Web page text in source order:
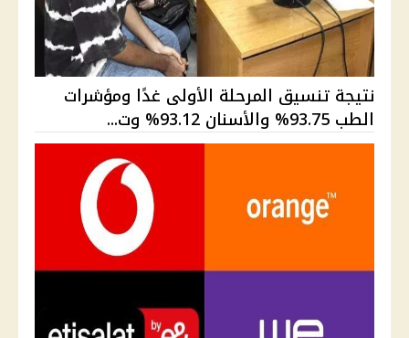
نتيجة تنسيق المرحلة الأولى غدًا ومؤشرات
الطب 93.75% والأسنان 93.12% وت...